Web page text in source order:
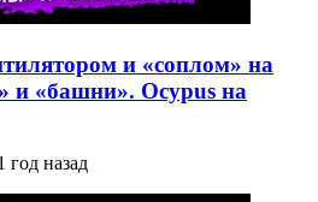
и «соплом» на
и «башни». Ocypus на
год назад